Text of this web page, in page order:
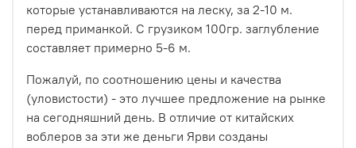
которые устанавливаются на леску, за 2-10 м.
перед приманкой. С грузиком 100гр. заглубление
составляет примерно 5-6 м.
Пожалуй, по соотношению цены и качества
(уловистости) - это лучшее предложение на рынке
на сегодняшний день. В отличие от китайских
воблеров за эти же деньги Ярви созданы